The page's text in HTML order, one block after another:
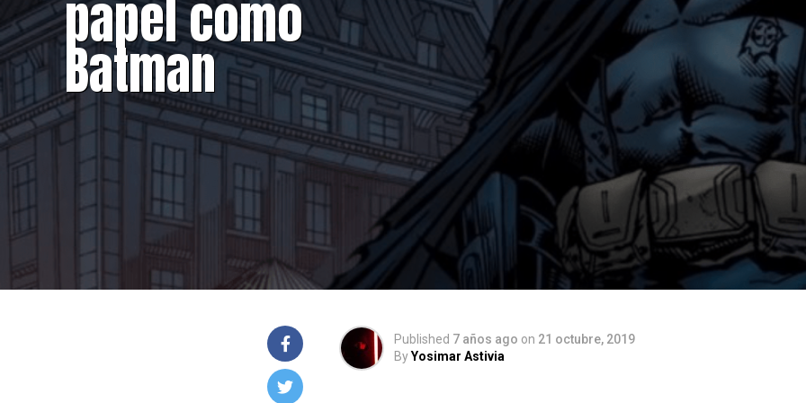
papel como
Batman
Published 7 años ago on 21 octubre, 2019
ByYosimar Astivia